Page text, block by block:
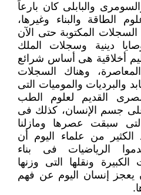
والبابلى كان بارعاً
الطاقة والبناء وغيرها،
المكتوبة حتى الآن
دينية وسجلات الملك
أخلاقية هى أساس ‏شرائع
وهناك السجلات
والبرديات والموميات التى
القديم لعلوم الطب
على جسم الإنسان، كذلك فى
سبقت عصرها ومازلنا
الكثير من علماء اليوم أن
الرياضيات فى بناء
الكبيرة ‏ونقلها التى وزنها
يعجز إنسان اليوم عن فهم